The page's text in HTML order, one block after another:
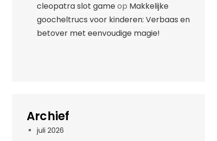
cleopatra slot gameop Makkelijke
goocheltrucs voor kinderen: Verbaas en
betover met eenvoudige magie!
Archief
juli 2026